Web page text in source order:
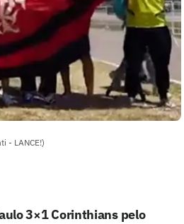
- LANCE!)
3×1 Corinthians pelo